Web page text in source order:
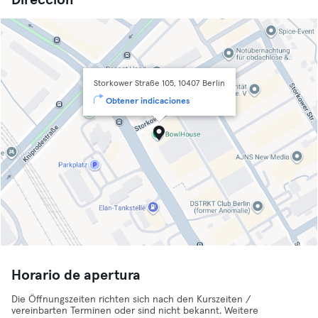
Storkower Straße 105, 10407 Berlin
Obtener indicaciones
Horario de apertura
Die Öffnungszeiten richten sich nach den Kurszeiten /
vereinbarten Terminen oder sind nicht bekannt. Weitere